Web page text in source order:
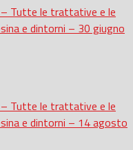
Tutte le trattative e le
e dintorni – 30 giugno
Tutte le trattative e le
e dintorni – 14 agosto